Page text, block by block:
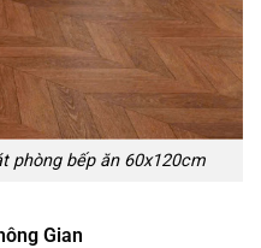
phòng bếp ăn 60x120cm
Gian